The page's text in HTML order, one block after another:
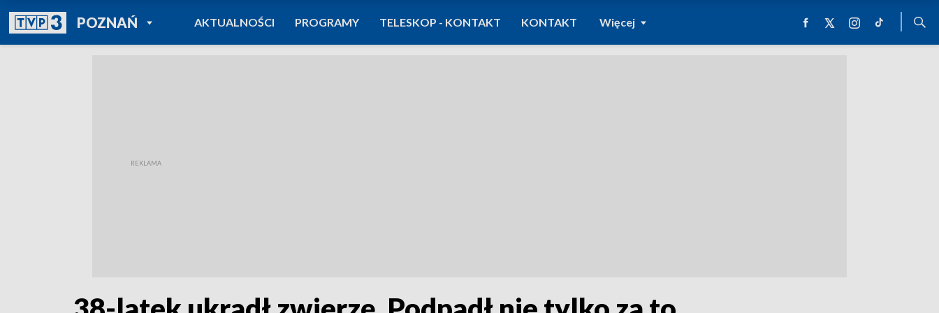
POZNAŃPOWRÓT DO
TVP REGIONY
AKTUALNOŚCI PROGRAMY TELESKOP - KONTAKT KONTAKT Więcej